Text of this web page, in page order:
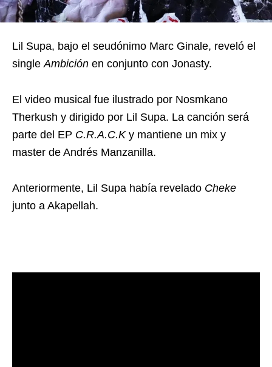
Lil Supa, bajo el seudónimo Marc Ginale, reveló el
singleAmbición en conjunto con Jonasty.
El video musical fue ilustrado por Nosmkano
Therkush y dirigido por Lil Supa. La canción será
parte del EP C.R.A.C.K y mantiene un mix y
master de Andrés Manzanilla.
Anteriormente, Lil Supa había revelado Cheke
junto a Akapellah.